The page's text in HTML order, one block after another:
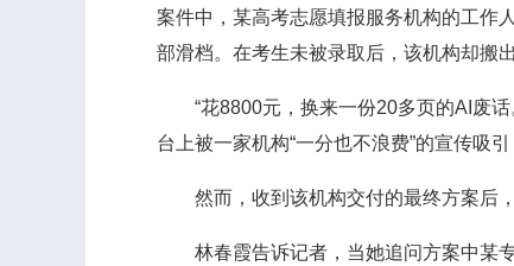
案件中，某高考志愿填报服务机构的工作
部滑档。在考生未被录取后，该机构却搬
“花8800元，换来一份20多页的AI废话
台上被一家机构“一分也不浪费”的宣传吸
然而，收到该机构交付的最终方案后，
林春霞告诉记者，当她追问方案中某专